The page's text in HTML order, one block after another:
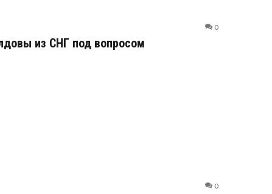
0
из СНГ под вопросом
0